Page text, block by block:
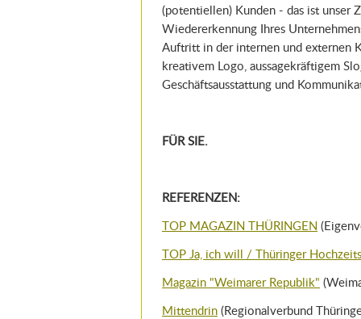
(potentiellen) Kunden - das ist unser
Wiedererkennung Ihres
Auftritt in der internen und externen
kreativem Logo, aussagekräftigem
Geschäftsausstattung und
FÜR SIE.
REFERENZEN:
TOP MAGAZIN THÜRINGEN
TOP Ja, ich will / Thüringer
Magazin "Weimarer Republik"
Mittendrin (Regionalverbund